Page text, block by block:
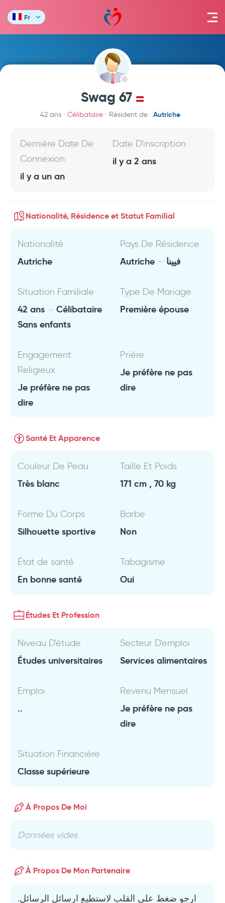
Fr
Swag 67
42 ans Célibataire Résident de : Autriche
Dernière Date De
Connexion
il y a un an
Date D'inscription
il y a 2 ans
Nationalité, Résidence et Statut Familial
Nationalité
Autriche
Pays De Résidence
Autriche فيينا
Situation Familiale
42 ans
Célibataire
Sans enfants
Type De Mariage
Première épouse
Engagement
Religieux
Je préfère ne pas
dire
Prière
Je préfère ne pas
dire
Santé Et Apparence
Couleur De Peau
Très blanc
Taille Et Poids
171 cm , 70 kg
Forme Du Corps
Silhouette sportive
Barbe
Non
État de santé
En bonne santé
Tabagisme
Oui
Études Et Profession
Niveau D'étude
Études universitaires
Secteur D'emploi
Services alimentaires
Emploi
..
Revenu Mensuel
Je préfère ne pas
dire
Situation Financière
Classe supérieure
À Propos De Moi
Données vides
À Propos De Mon Partenaire
ارجو ضغط على القلب لاستطيع ارسائل الرسائل.